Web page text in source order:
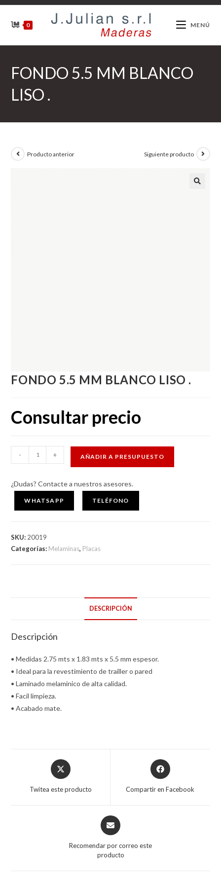
Ir
contenido
0 MENÚ
FONDO 5.5 MM BLANCO
LISO .
Producto anterior Siguiente producto
FONDO 5.5 MM BLANCO LISO .
Consultar precio
5.5
BLANCO
LISO
- + AÑADIR A PRESUPUESTO
¿Dudas? Contacte a nuestros asesores.
WHATSAPP TELÉFONO
SKU: 20019
Categorías: Melaminas, Placas
DESCRIPCIÓN
Descripción
• Medidas 2.75 mts x 1.83 mts x 5.5 mm espesor.
• Ideal para la revestimiento de trailler o pared
• Laminado melaminico de alta calidad.
• Facil limpieza.
• Acabado mate.
Opens
in
Twitea este producto
Opens
in
Compartir en Facebook
Opens
in
new
Recomendar por correo este
producto